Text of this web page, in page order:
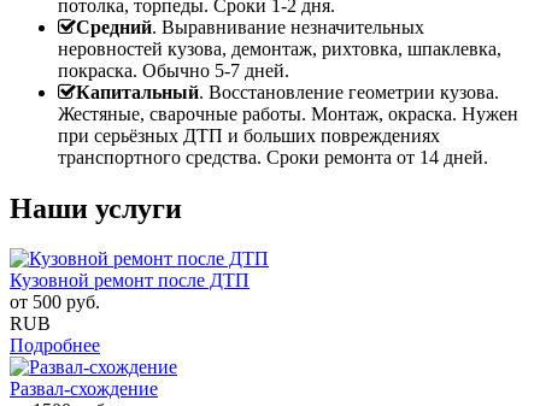
потолка, торпеды. Сроки 1-2 дня.
Средний. Выравнивание незначительных
неровностей кузова, демонтаж, рихтовка, шпаклевка,
покраска. Обычно 5-7 дней.
Капитальный. Восстановление геометрии кузова.
Жестяные, сварочные работы. Монтаж, окраска. Нужен
при серьёзных ДТП и больших повреждениях
транспортного средства. Сроки ремонта от 14 дней.
Наши услуги
Кузовной ремонт после ДТП
от 500 руб.
RUB
Подробнее
Развал-схождение